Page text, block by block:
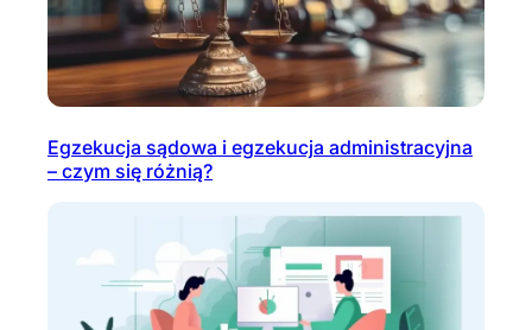
Egzekucja sądowa i egzekucja administracyjna
– czym się różnią?